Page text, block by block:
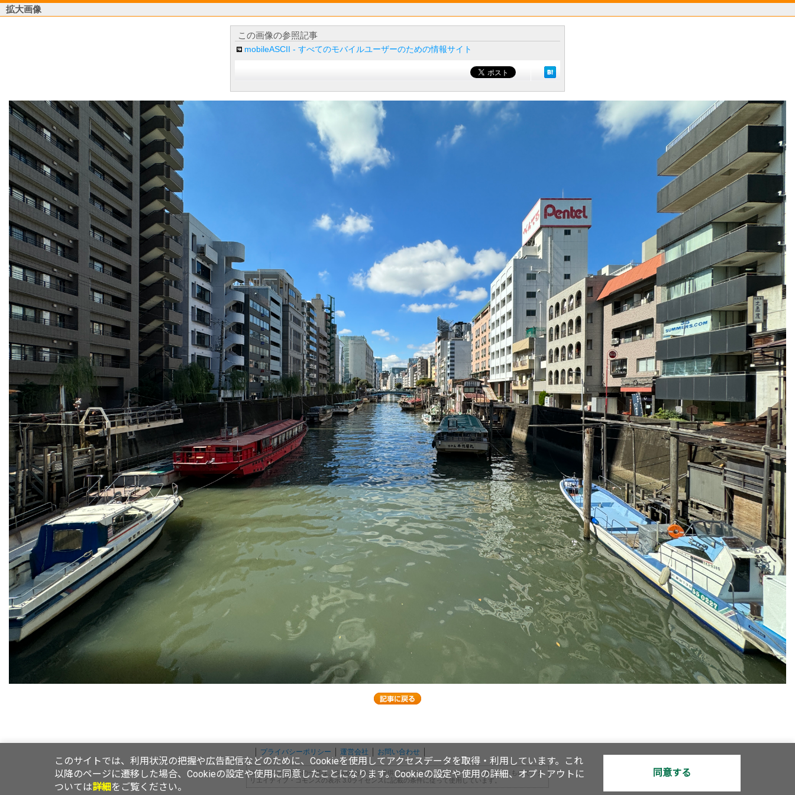
拡大画像
この画像の参照記事
mobileASCII - すべてのモバイルユーザーのための情報サイト
プライバシーポリシー 運営会社 お問い合わせ
このページの内容の一部は、Googleが作成、提供しているコンテンツをベースに変更したもので、ク
リエイティブ・コモンズの表示 3.0ライセンスに記載の条件に従って使用しています。
このサイトでは、利用状況の把握や広告配信などのために、Cookieを使用してアクセスデータを取得・利用しています。これ
以降のページに遷移した場合、Cookieの設定や使用に同意したことになります。Cookieの設定や使用の詳細、オプトアウトに
ついては詳細 をご覧ください。
同意する